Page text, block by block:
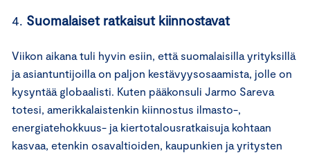
4. Suomalaiset ratkaisut kiinnostavat
Viikon aikana tuli hyvin esiin, että suomalaisilla yrityksillä
ja asiantuntijoilla on paljon kestävyysosaamista, jolle on
kysyntää globaalisti. Kuten pääkonsuli Jarmo Sareva
totesi, amerikkalaistenkin kiinnostus ilmasto-,
energiatehokkuus- ja kiertotalousratkaisuja kohtaan
kasvaa, etenkin osavaltioiden, kaupunkien ja yritysten